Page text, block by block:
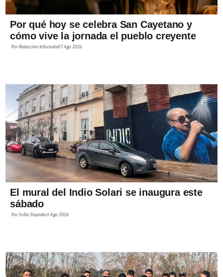
Por qué hoy se celebra San Cayetano y
cómo vive la jornada el pueblo creyente
PorRedacción Infociudad 7 Ago 2026
El mural del Indio Solari se inaugura este
sábado
PorSofía Stupiello6 Ago 2026